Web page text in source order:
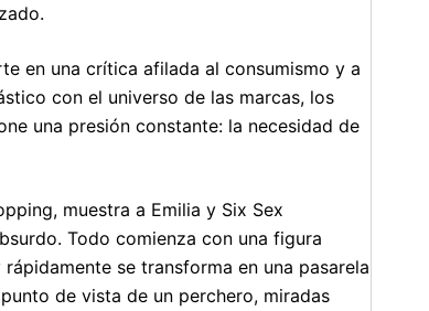
en una crítica afilada al consumismo y a
con el universo de las marcas, los
una presión constante: la necesidad de
muestra a Emilia y Six Sex
Todo comienza con una figura
se transforma en una pasarela
de vista de un perchero, miradas